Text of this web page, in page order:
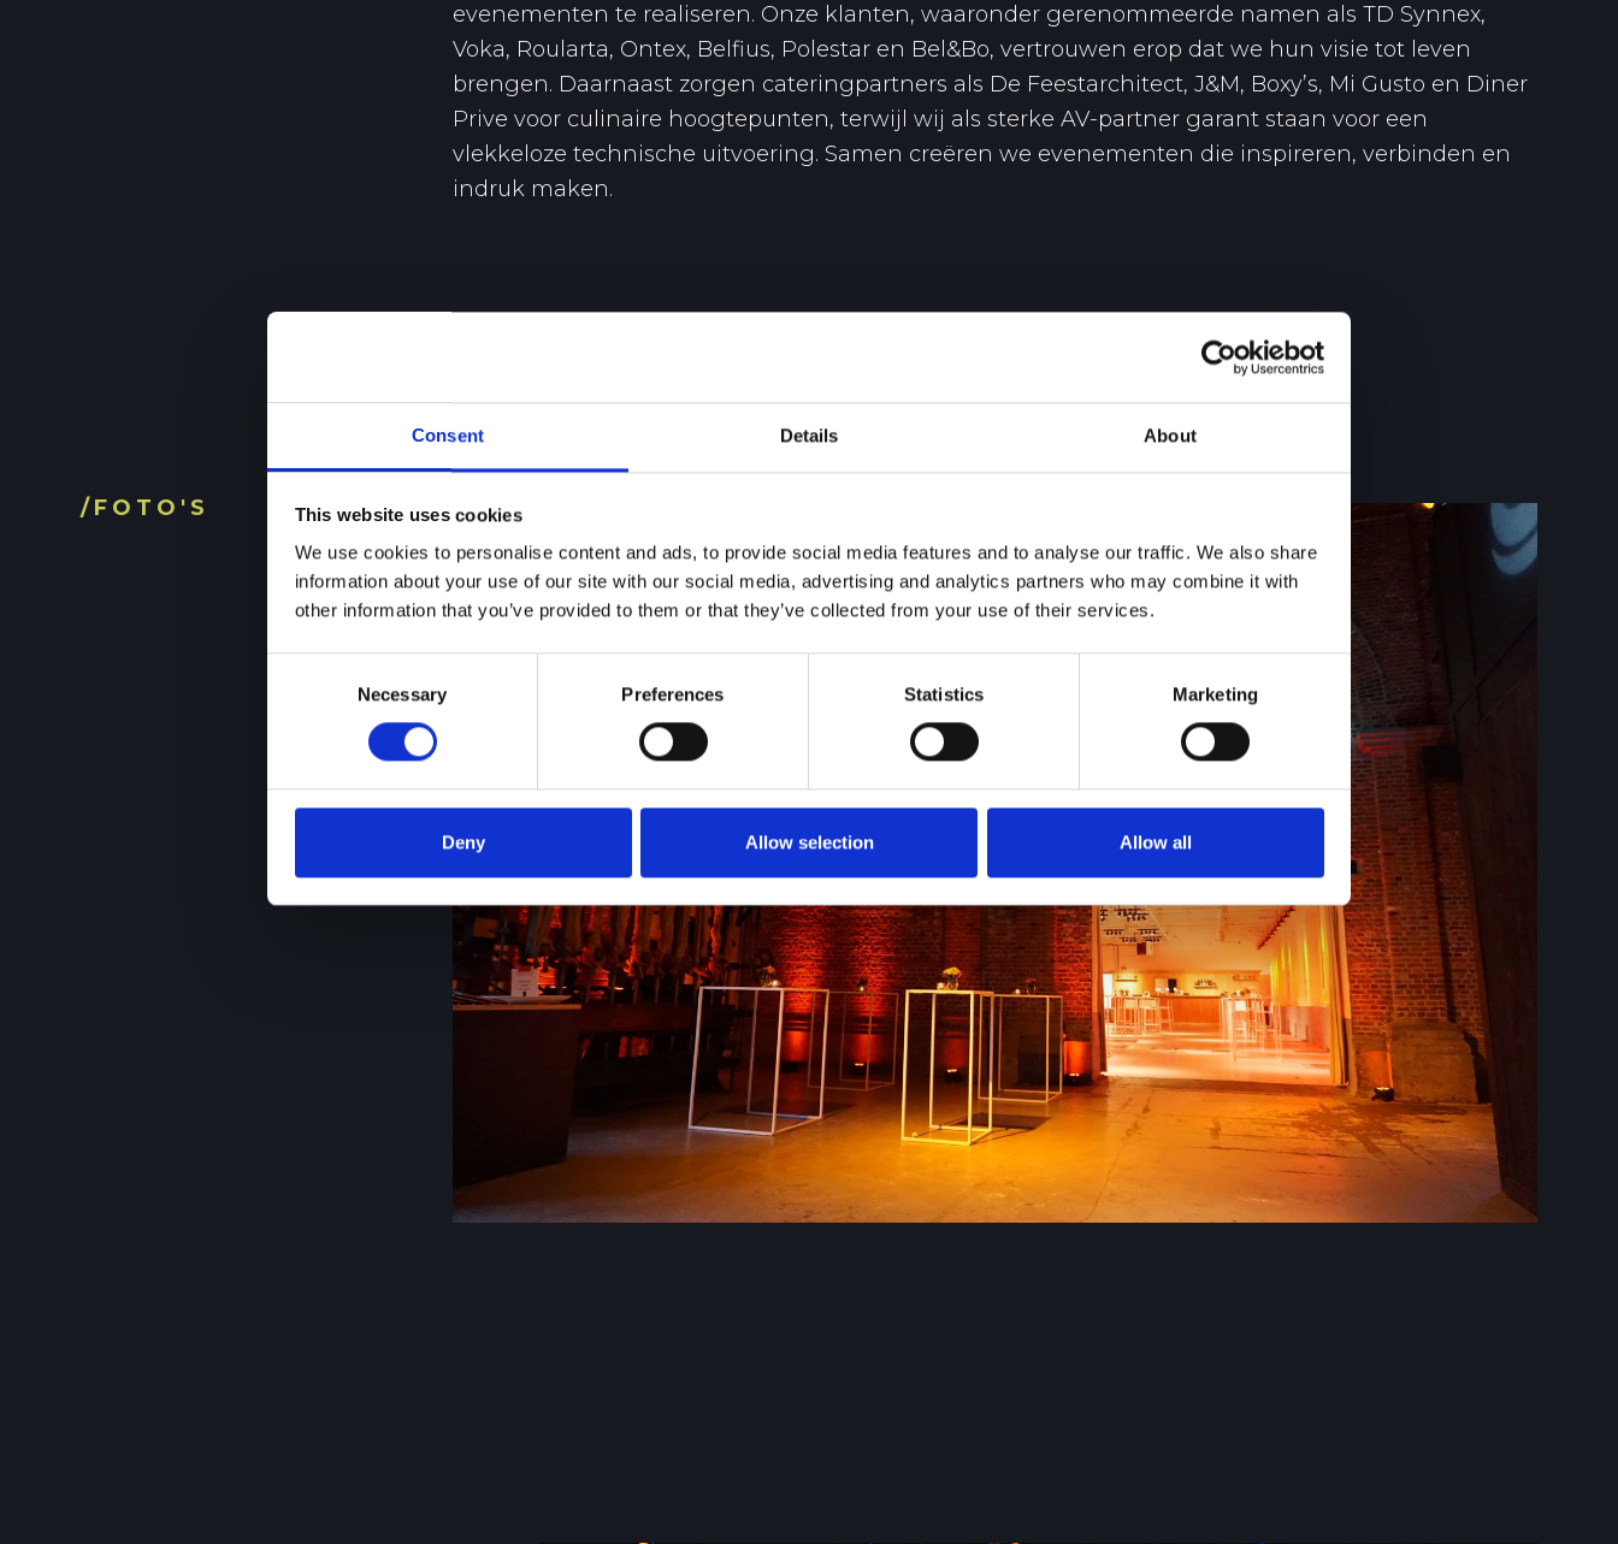
Consent Details About
This website uses cookies
We use cookies to personalise content and ads, to provide social media features and to analyse our traffic. We also share
information about your use of our site with our social media, advertising and analytics partners who may combine it with
other information that you’ve provided to them or that they’ve collected from your use of their services.
Necessary Preferences Statistics Marketing
Deny Allow selection Allow all
evenementen te realiseren. Onze klanten, waaronder gerenommeerde namen als TD Synnex,
Voka, Roularta, Ontex, Belfius, Polestar en Bel&Bo, vertrouwen erop dat we hun visie tot leven
brengen. Daarnaast zorgen cateringpartners als De Feestarchitect, J&M, Boxy’s, Mi Gusto en Diner
Prive voor culinaire hoogtepunten, terwijl wij als sterke AV-partner garant staan voor een
vlekkeloze technische uitvoering. Samen creëren we evenementen die inspireren, verbinden en
indruk maken.
/FOTO'S